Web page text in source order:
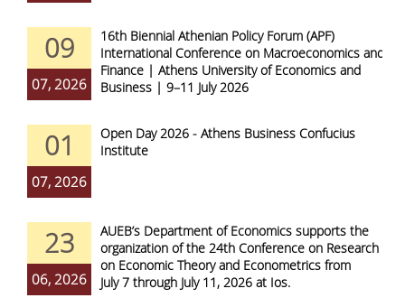
09
07, 2026
16th Biennial Athenian Policy Forum (APF)
International Conference on Macroeconomics and
Finance | Athens University of Economics and
Business | 9–11 July 2026
01
07, 2026
Open Day 2026 - Athens Business Confucius
Institute
23
06, 2026
AUEB’s Department of Economics supports the
organization of the 24th Conference on Research
on Economic Theory and Econometrics from
July 7 through July 11, 2026 at Ios.